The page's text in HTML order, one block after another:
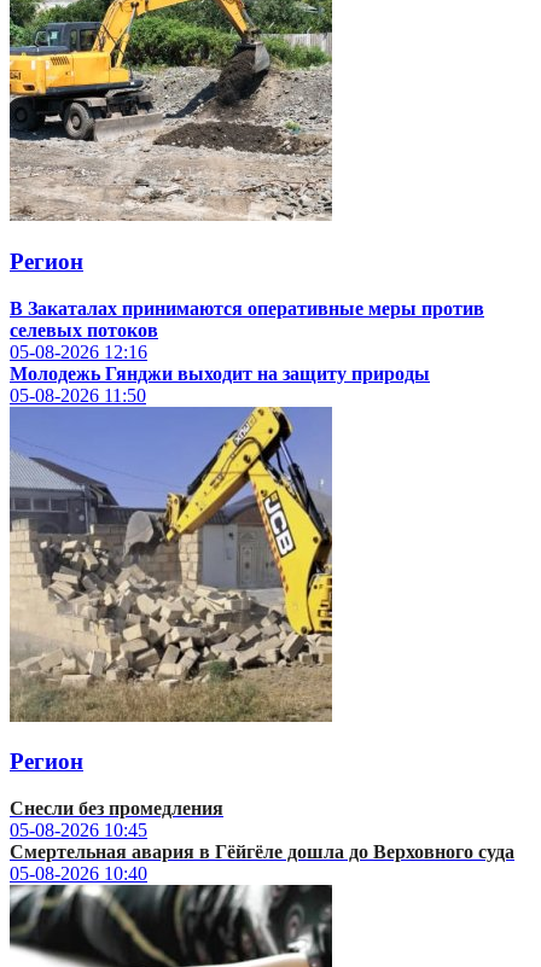
Регион
В Закаталах принимаются оперативные меры против
селевых потоков
05-08-2026 12:16
Молодежь Гянджи выходит на защиту природы
05-08-2026 11:50
Регион
Снесли без промедления
05-08-2026 10:45
Смертельная авария в Гёйгёле дошла до Верховного суда
05-08-2026 10:40